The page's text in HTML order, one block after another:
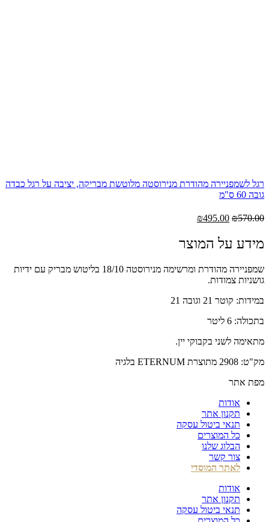
רגל לשמפניירה מהודרת מנירוסטה מלוטשת מבריקה, יציבה על רגל כבדה
גובה 60 ס"מ
₪570.00
המחיר
היה:
₪570.00.
₪495.00
הוא:
₪495.00.
מידע על המוצר
שמפניירה מהודרת ומרשימה מנירוסטה 18/10 בליטוש מבריק עם ידיות
גושניות צמודות.
במידות: קוטר 21 וגובה 21
בתכולה: 6 ליטר
מתאימה לשני בקבוקי יין.
מק"ט: 2908 מתוצרת ETERNUM בלגיה
מפת אתר
אודות
תקנון אתר
תנאי ביטול עסקה
כל המוצרים
הבלוג שלנו
צור קשר
לאתר המוסדי
אודות
תקנון אתר
תנאי ביטול עסקה